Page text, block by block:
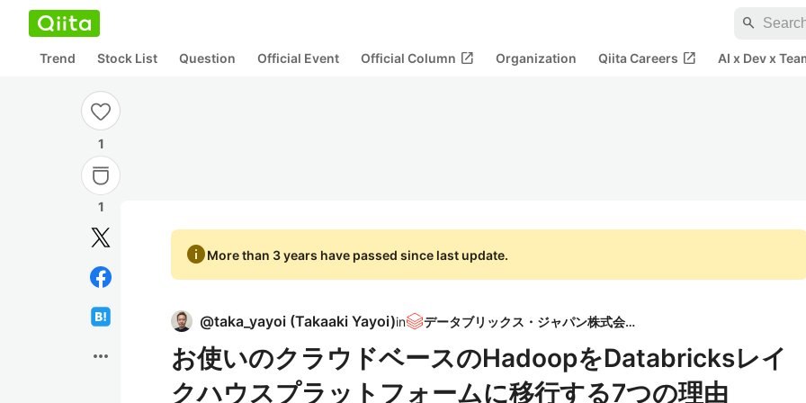
search
Trend Stock List Question Official Event Official Column open_in_new Organization Qiita Careers open_in_new AI x Dev x
1
1
more_horiz
infoMore than 3 years have passed since last update.
@taka_yayoi (Takaaki Yayoi)in データブリックス・ジャパン株式会社
お使いのクラウドベースのHadoopをDatabricksレイ
クハウスプラットフォームに移行する7つの理由